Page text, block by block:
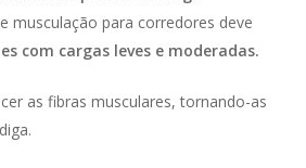
musculação para corredores deve
com cargas leves e moderadas.
as fibras musculares, tornando-as